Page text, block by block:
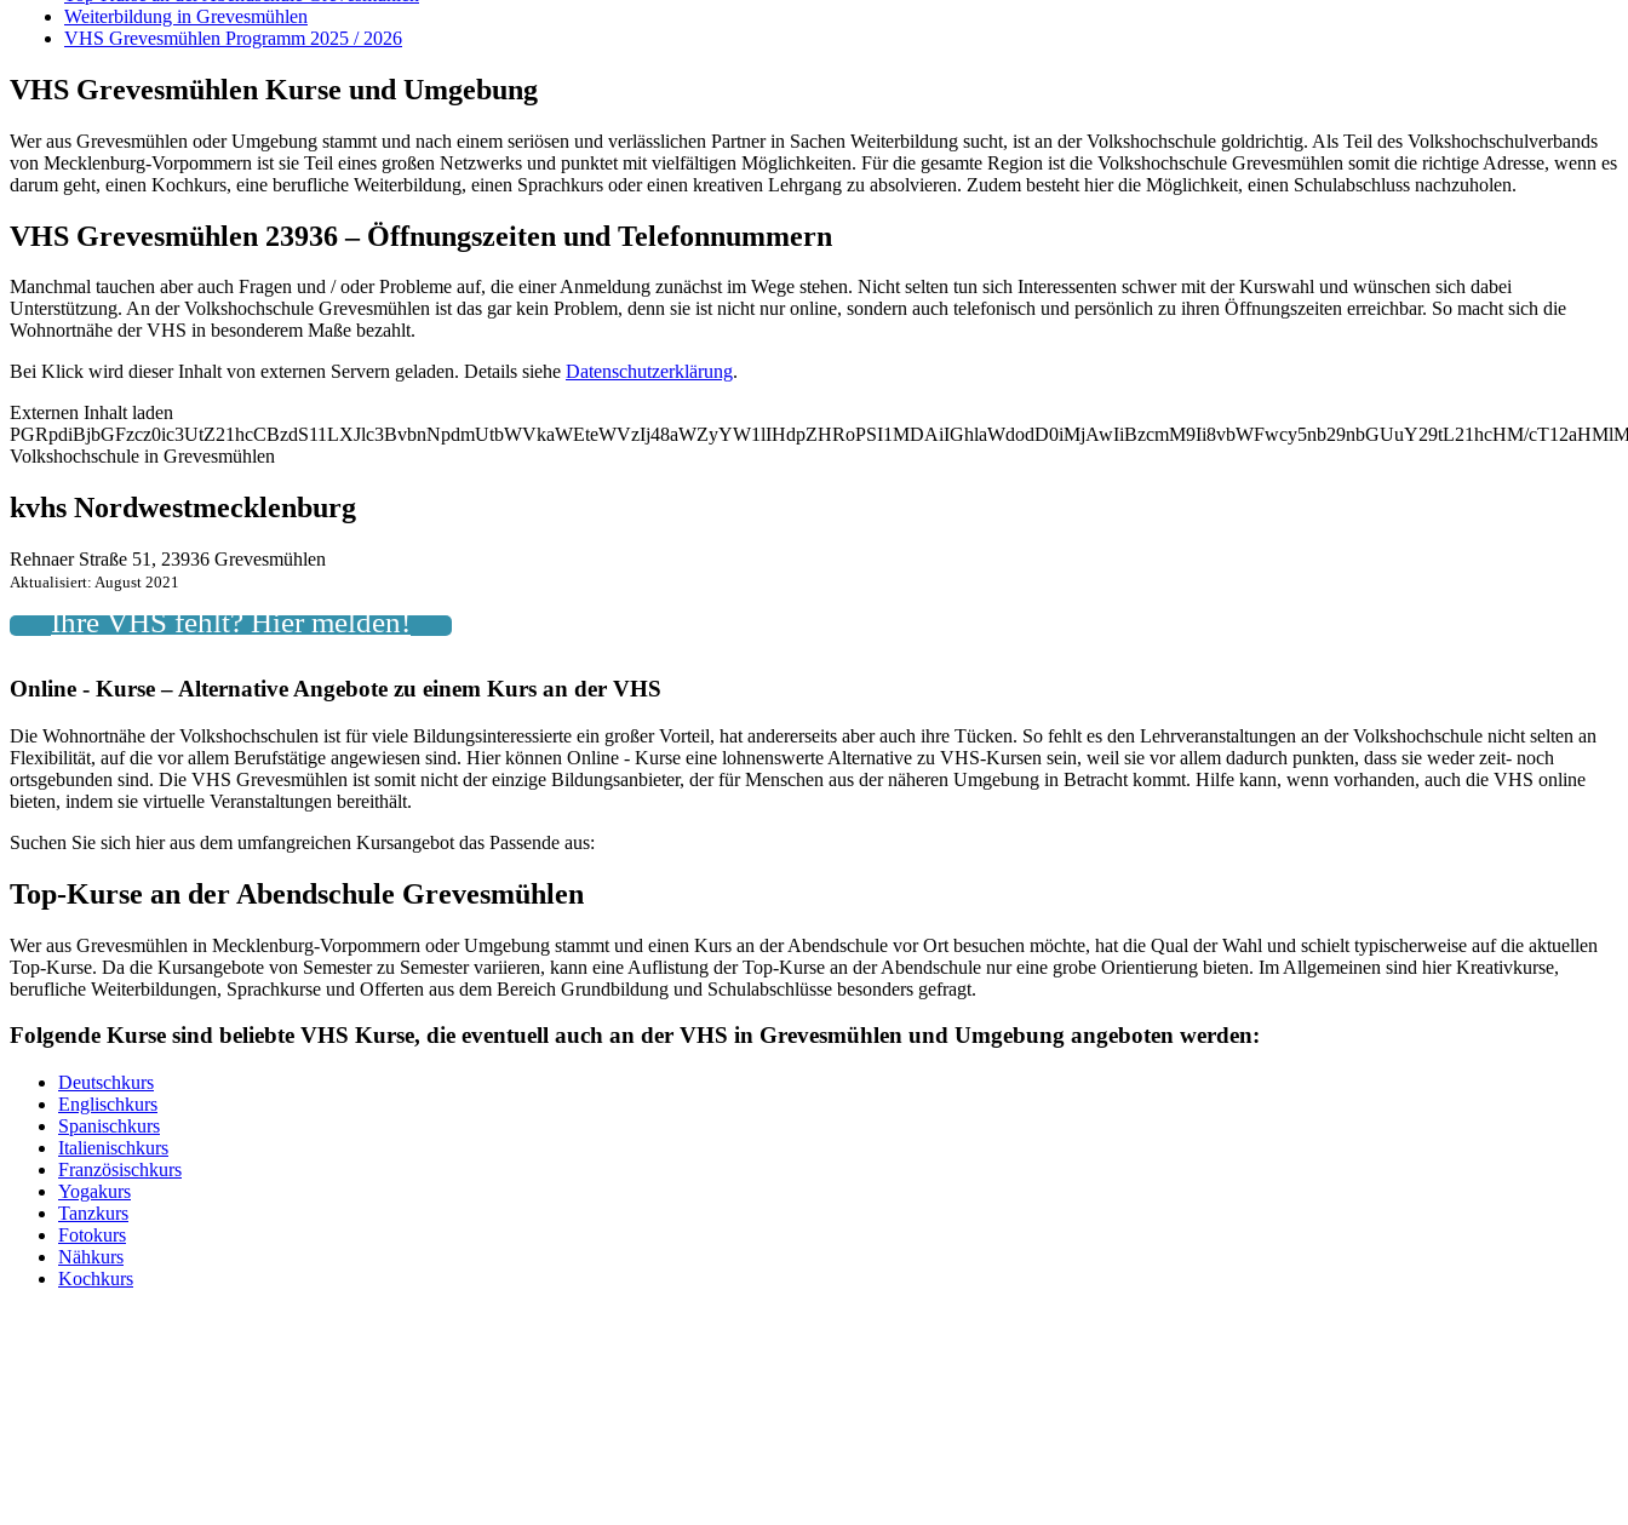
Weiterbildung in Grevesmühlen
VHS Grevesmühlen Programm 2025 / 2026
VHS Grevesmühlen Kurse und Umgebung
Wer aus Grevesmühlen oder Umgebung stammt und nach einem seriösen und verlässlichen Partner in Sachen Weiterbildung sucht, ist an der Volkshochschule goldrichtig. Als Teil des Volkshochschulverbands
von Mecklenburg-Vorpommern ist sie Teil eines großen Netzwerks und punktet mit vielfältigen Möglichkeiten. Für die gesamte Region ist die Volkshochschule Grevesmühlen somit die richtige Adresse, wenn es
darum geht, einen Kochkurs, eine berufliche Weiterbildung, einen Sprachkurs oder einen kreativen Lehrgang zu absolvieren. Zudem besteht hier die Möglichkeit, einen Schulabschluss nachzuholen.
VHS Grevesmühlen 23936 – Öffnungszeiten und Telefonnummern
Manchmal tauchen aber auch Fragen und / oder Probleme auf, die einer Anmeldung zunächst im Wege stehen. Nicht selten tun sich Interessenten schwer mit der Kurswahl und wünschen sich dabei
Unterstützung. An der Volkshochschule Grevesmühlen ist das gar kein Problem, denn sie ist nicht nur online, sondern auch telefonisch und persönlich zu ihren Öffnungszeiten erreichbar. So macht sich die
Wohnortnähe der VHS in besonderem Maße bezahlt.
Bei Klick wird dieser Inhalt von externen Servern geladen. Details siehe Datenschutzerklärung.
Externen Inhalt laden
PGRpdiBjbGFzcz0ic3UtZ21hcCBzdS11LXJlc3BvbnNpdmUtbWVkaWEteWVzIj48aWZyYW1lIHdpZHRoPSI1MDAiIGhlaWdodD0iMjAwIiBzcmM9Ii8vbWFwcy5nb29nbGUuY29tL21hcHM/
Volkshochschule in Grevesmühlen
kvhs Nordwestmecklenburg
Rehnaer Straße 51, 23936 Grevesmühlen
Aktualisiert: August 2021
Ihre VHS fehlt? Hier melden!
Online - Kurse – Alternative Angebote zu einem Kurs an der VHS
Die Wohnortnähe der Volkshochschulen ist für viele Bildungsinteressierte ein großer Vorteil, hat andererseits aber auch ihre Tücken. So fehlt es den Lehrveranstaltungen an der Volkshochschule nicht selten an
Flexibilität, auf die vor allem Berufstätige angewiesen sind. Hier können Online - Kurse eine lohnenswerte Alternative zu VHS-Kursen sein, weil sie vor allem dadurch punkten, dass sie weder zeit- noch
ortsgebunden sind. Die VHS Grevesmühlen ist somit nicht der einzige Bildungsanbieter, der für Menschen aus der näheren Umgebung in Betracht kommt. Hilfe kann, wenn vorhanden, auch die VHS online
bieten, indem sie virtuelle Veranstaltungen bereithält.
Suchen Sie sich hier aus dem umfangreichen Kursangebot das Passende aus:
Top-Kurse an der Abendschule Grevesmühlen
Wer aus Grevesmühlen in Mecklenburg-Vorpommern oder Umgebung stammt und einen Kurs an der Abendschule vor Ort besuchen möchte, hat die Qual der Wahl und schielt typischerweise auf die aktuellen
Top-Kurse. Da die Kursangebote von Semester zu Semester variieren, kann eine Auflistung der Top-Kurse an der Abendschule nur eine grobe Orientierung bieten. Im Allgemeinen sind hier Kreativkurse,
berufliche Weiterbildungen, Sprachkurse und Offerten aus dem Bereich Grundbildung und Schulabschlüsse besonders gefragt.
Folgende Kurse sind beliebte VHS Kurse, die eventuell auch an der VHS in Grevesmühlen und Umgebung angeboten werden:
Deutschkurs
Englischkurs
Spanischkurs
Italienischkurs
Französischkurs
Yogakurs
Tanzkurs
Fotokurs
Nähkurs
Kochkurs